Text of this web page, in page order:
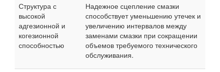
Структура с
высокой
адгезионной и
когезионной
способностью
Надежное сцепление смазки
способствует уменьшению утечек и
увеличению интервалов между
заменами смазки при сокращении
объемов требуемого технического
обслуживания.